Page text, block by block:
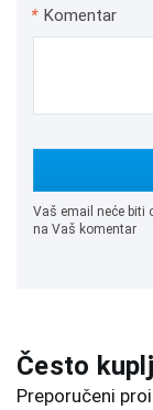
* Komentar
Vaš email neće biti
na Vaš komentar
Često
Preporučeni